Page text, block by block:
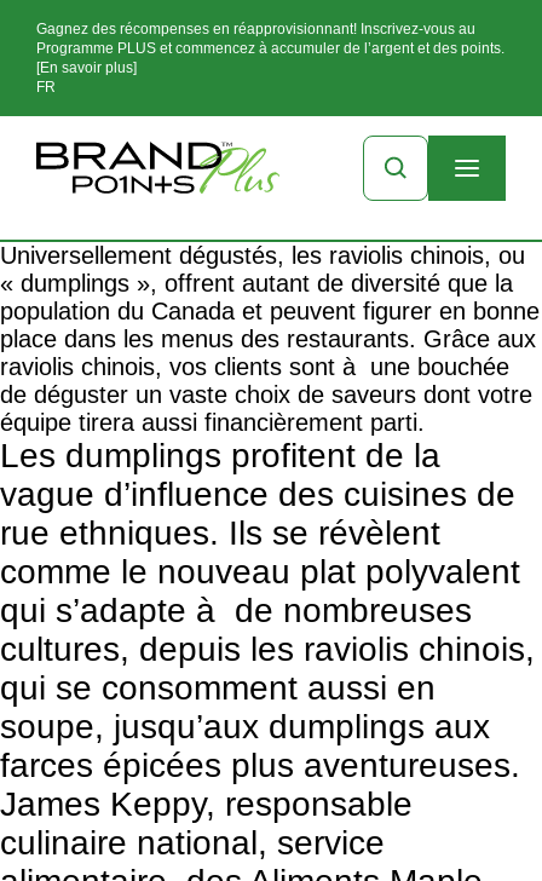
Gagnez des récompenses en réapprovisionnant! Inscrivez-vous au
Programme PLUS et commencez à accumuler de l’argent et des points.
[En savoir plus]
FR
Universellement dégustés, les raviolis chinois, ou
« dumplings », offrent autant de diversité que la
population du Canada et peuvent figurer en bonne
place dans les menus des restaurants. Grâce aux
raviolis chinois, vos clients sont à une bouchée
de déguster un vaste choix de saveurs dont votre
équipe tirera aussi financièrement parti.
Les dumplings profitent de la
vague d’influence des cuisines de
rue ethniques. Ils se révèlent
comme le nouveau plat polyvalent
qui s’adapte à de nombreuses
cultures, depuis les raviolis chinois,
qui se consomment aussi en
soupe, jusqu’aux dumplings aux
farces épicées plus aventureuses.
James Keppy, responsable
culinaire national, service